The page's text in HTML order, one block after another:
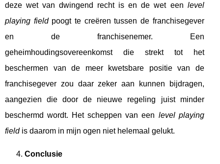
deze wet van dwingend recht is en de wet een level
playing field poogt te creëren tussen de franchisegever
en de franchisenemer. Een
geheimhoudingsovereenkomst die strekt tot het
beschermen van de meer kwetsbare positie van de
franchisegever zou daar zeker aan kunnen bijdragen,
aangezien die door de nieuwe regeling juist minder
beschermd wordt. Het scheppen van een level playing
fieldis daarom in mijn ogen niet helemaal gelukt.
Conclusie